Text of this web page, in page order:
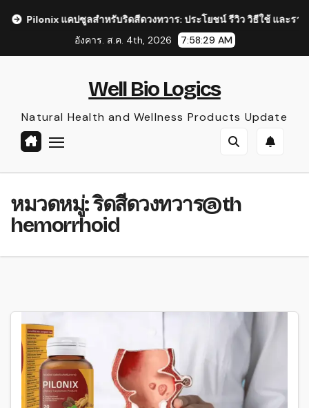
Pilonix แคปซูลสำหรับริดสีดวงทวาร: ประโยชน์ รีวิว วิธีใช้ และราคา
อังคาร. ส.ค. 4th, 2026
7:58:29 AM
Well Bio Logics
Natural Health and Wellness Products Update
หมวดหมู่:ริดสีดวงทวาร@th
hemorrhoid